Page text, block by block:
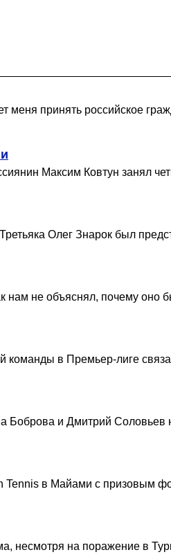
меня принять российское
Максим Ковтун занял
Олег Знарок был
не объяснял, почему оно
команды в Премьер-лиге
Боброва и Дмитрий
в Майами с призовым
на поражение в